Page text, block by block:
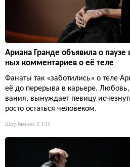
Ариана Гранде объявила о паузе
ных комментариев о её теле
Фанаты так «заботились» о теле
её до перерыва в карьере.
вания, вынуждает певицу
росто остаться человеком.
Шоу-бизнес 2 137